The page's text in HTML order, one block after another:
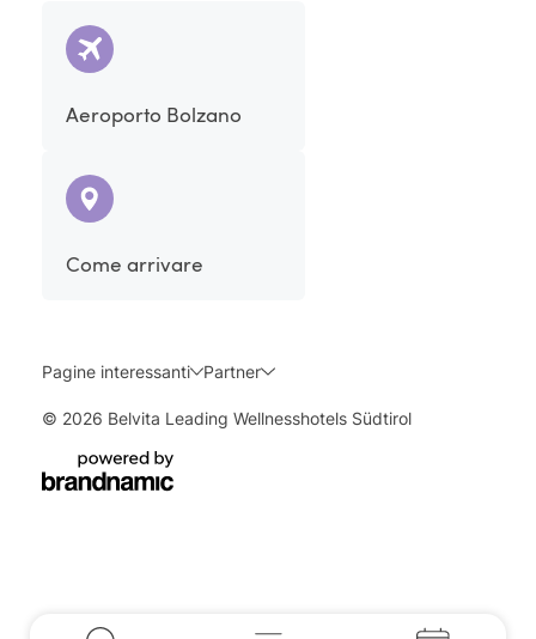
Aeroporto Bolzano
Come arrivare
Pagine interessanti Partner
© 2026 Belvita Leading Wellnesshotels Südtirol